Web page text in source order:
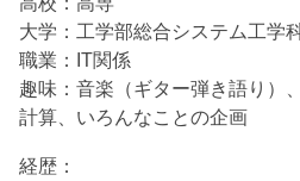
大学：工学部総合システム工学
職業：IT関係
趣味：音楽（ギター弾き語り）
計算、いろんなことの企画
経歴：